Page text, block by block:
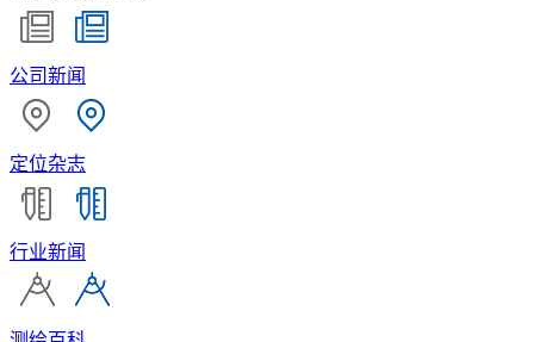
公司新闻
定位杂志
行业新闻